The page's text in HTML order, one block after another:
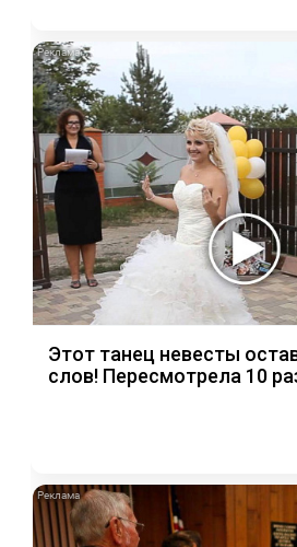
Этот танец невесты
слов! Пересмотрела 10